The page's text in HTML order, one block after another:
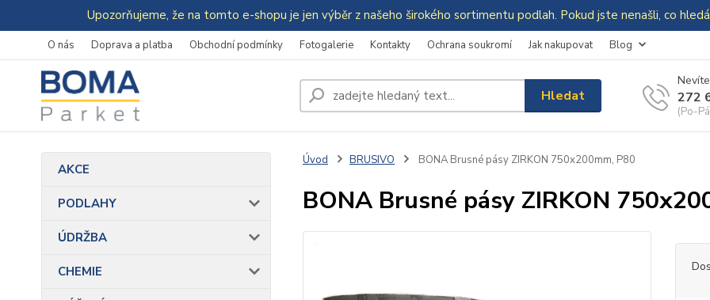
Upozorňujeme, že na tomto e-shopu je jen výběr z našeho širokého sortimentu podlah. Pokud jste nenašli, co
O nás Doprava a platba Obchodní podmínky Fotogalerie Kontakty Ochrana soukromí Jak nakupovat Blog
Hledat 272
(Po-
AKCE
PODLAHY
ÚDRŽBA
CHEMIE
Úvod BRUSIVO BONA Brusné pásy ZIRKON 750x200mm, P80
BONA Brusné pásy ZIRKON